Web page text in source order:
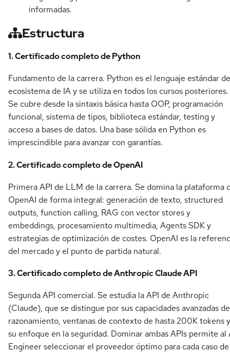
informadas.
Estructura
1. Certificado completo de Python
Fundamento de la carrera. Python es el lenguaje estándar
ecosistema de IA y se utiliza en todos los cursos posteriores.
Se cubre desde la sintaxis básica hasta OOP, programación
funcional, sistema de tipos, biblioteca estándar, testing y
acceso a bases de datos. Una base sólida en Python es
imprescindible para avanzar con garantías.
2. Certificado completo de OpenAI
Primera API de LLM de la carrera. Se domina la plataforma
OpenAI de forma integral: generación de texto, structured
outputs, function calling, RAG con vector stores y
embeddings, procesamiento multimedia, Agents SDK y
estrategias de optimización de costes. OpenAI es la
del mercado y el punto de partida natural.
3. Certificado completo de Anthropic Claude API
Segunda API comercial. Se estudia la API de Anthropic
(Claude), que se distingue por sus capacidades avanzadas de
razonamiento, ventanas de contexto de hasta 200K tokens y
su enfoque en la seguridad. Dominar ambas APIs permite al
Engineer seleccionar el proveedor óptimo para cada caso de